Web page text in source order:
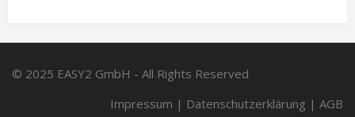
© 2025 EASY2 GmbH - All Rights Reserved
Impressum | Datenschutzerklärung | AGB